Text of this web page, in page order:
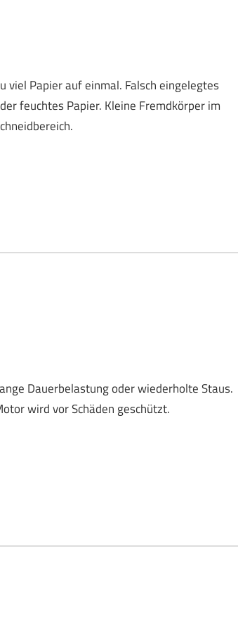
viel Papier auf einmal. Falsch eingelegtes
feuchtes Papier. Kleine Fremdkörper im
Dauerbelastung oder wiederholte Staus.
wird vor Schäden geschützt.